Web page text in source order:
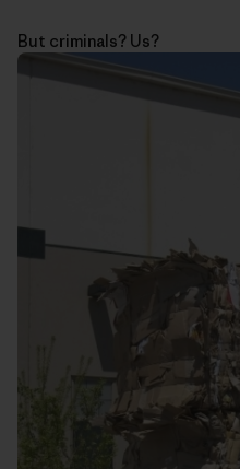
But criminals? Us?